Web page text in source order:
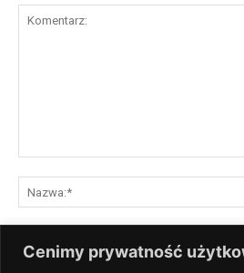
Cenimy prywatność